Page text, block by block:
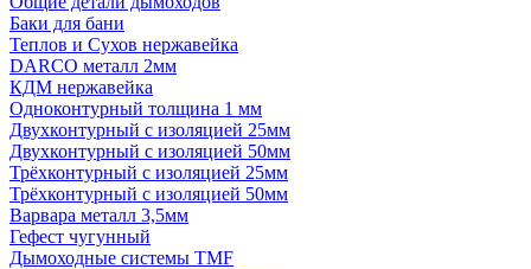
Баки для бани
Теплов и Сухов нержавейка
DARCO металл 2мм
КДМ нержавейка
Одноконтурный толщина 1 мм
Двухконтурный с изоляцией 25мм
Двухконтурный с изоляцией 50мм
Трёхконтурный с изоляцией 25мм
Трёхконтурный с изоляцией 50мм
Варвара металл 3,5мм
Гефест чугунный
Дымоходные системы TMF